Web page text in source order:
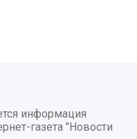
информация
газета "Новости